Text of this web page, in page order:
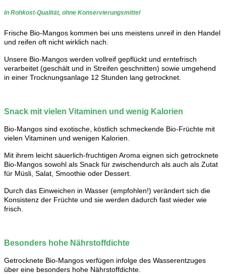
in Rohkost-Qualität, ohne Konservierungsmittel
Frische Bio-Mangos kommen bei uns meistens unreif in den Handel
und reifen oft nicht wirklich nach.
Unsere Bio-Mangos werden vollreif gepflückt und erntefrisch
verarbeitet (geschält und in Streifen geschnitten) sowie umgehend
in einer Trocknungsanlage 12 Stunden lang getrocknet.
Snack mit vielen Vitaminen und wenig Kalorien
Bio-Mangos sind exotische, köstlich schmeckende Bio-Früchte mit
vielen Vitaminen und wenigen Kalorien.
Mit ihrem leicht säuerlich-fruchtigen Aroma eignen sich getrocknete
Bio-Mangos sowohl als Snack für zwischendurch als auch als Zutat
für Müsli, Salat, Smoothie oder Dessert.
Durch das Einweichen in Wasser (empfohlen!) verändert sich die
Konsistenz der Früchte und sie werden dadurch fast wieder wie
frisch.
Besonders hohe Nährstoffdichte
Getrocknete Bio-Mangos verfügen infolge des Wasserentzuges
über eine besonders hohe Nährstoffdichte.